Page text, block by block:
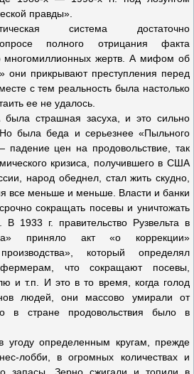
правды».
система достаточно
полного отрицания факта
жертв. А мифом об
они прикрывают преступления перед
с тем реальность была настолько
ее не удалось.
страшная засуха, и это сильно
была беда и серьезнее «Пыльного
цен на продовольствие, так
кризиса, получившего в США
народ обеднел, стал жить скудно,
все меньше и меньше. Власти и банки
сокращать посевы и уничтожать
В 1933 г. правительство Рузвельта в
приняло акт «о коррекции»
производства», который определял
что сокращают посевы,
и т.п. И это в то время, когда голод
людей, они массово умирали от
в стране продовольствия было в
угоду определенным кругам, прежде
лобби, в огромных количествах и